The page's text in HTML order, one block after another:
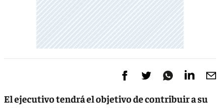
El ejecutivo tendrá el objetivo de contribuir a su